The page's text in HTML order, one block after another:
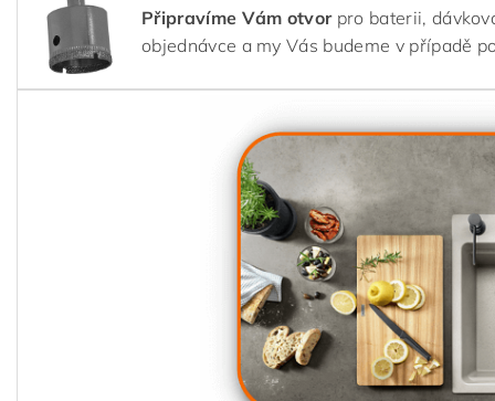
Připravíme Vám otvorpro baterii,
objednávce a my Vás budeme v případě